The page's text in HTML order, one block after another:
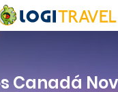
Canadá